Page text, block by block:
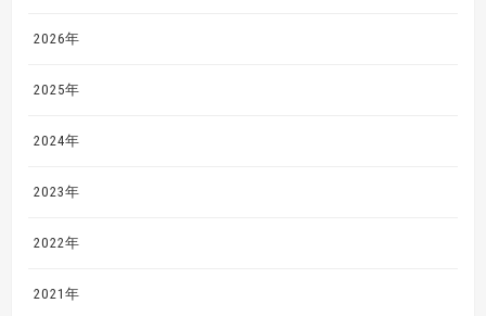
2026年
2025年
2024年
2023年
2022年
2021年